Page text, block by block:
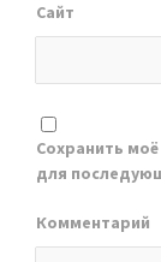
Сайт
Сохранить
для
Комментарий